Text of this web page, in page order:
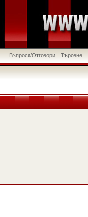
Въпроси/Отговори Търсене